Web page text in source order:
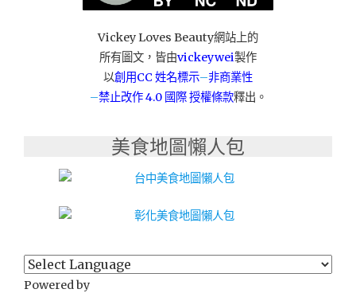
(文
末
有
禮)"
Vickey Loves Beauty網站上的
所有圖文，皆由vickeywei製作
以創用CC 姓名標示–非商業性
–禁止改作4.0 國際 授權條款釋出。
美食地圖懶人包
Powered by